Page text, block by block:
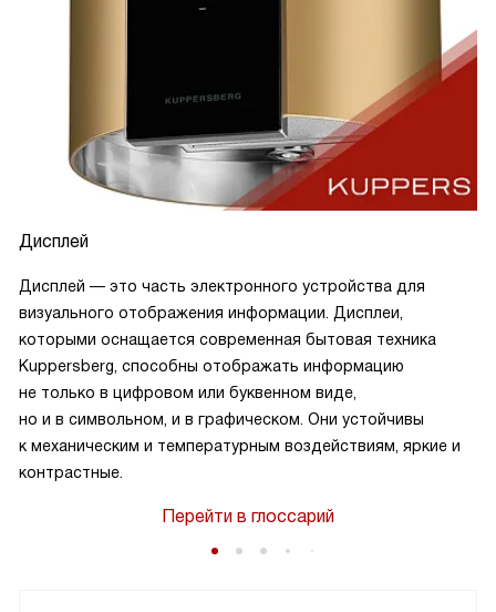
Дисплей
Дисплей — это часть электронного устройства для
визуального отображения информации. Дисплеи,
которыми оснащается современная бытовая техника
Kuppersberg, способны отображать информацию
не только в цифровом или буквенном виде,
но и в символьном, и в графическом. Они устойчивы
к механическим и температурным воздействиям, яркие и
контрастные.
Перейти в глоссарий